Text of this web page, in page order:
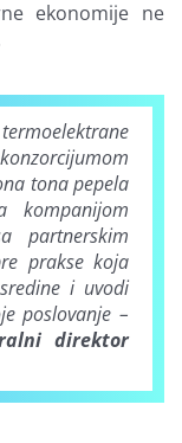
ekonomije ne
tona pepela
kompanijom
partnerskim
prakse koja
i uvodi
poslovanje –
direktor